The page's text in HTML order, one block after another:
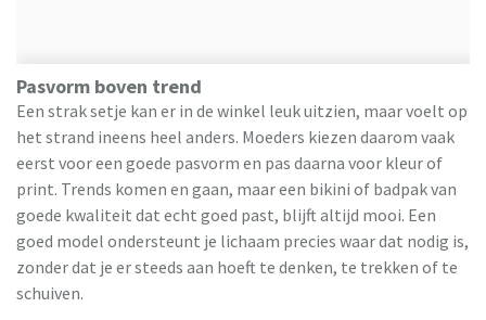
Pasvorm boven trend
Een strak setje kan er in de winkel leuk uitzien, maar voelt op
het strand ineens heel anders. Moeders kiezen daarom vaak
eerst voor een goede pasvorm en pas daarna voor kleur of
print. Trends komen en gaan, maar een bikini of badpak van
goede kwaliteit dat echt goed past, blijft altijd mooi. Een
goed model ondersteunt je lichaam precies waar dat nodig is,
zonder dat je er steeds aan hoeft te denken, te trekken of te
schuiven.